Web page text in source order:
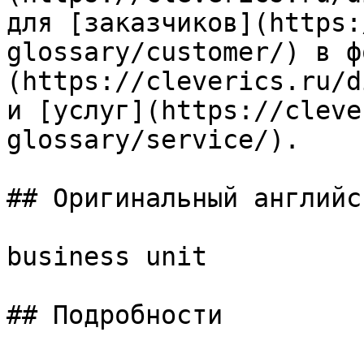
для
glossary/customer/) в
(https://cleverics.ru/
и [услуг](https://
glossary/service/).
## Оригинальный
business unit
## Подробности